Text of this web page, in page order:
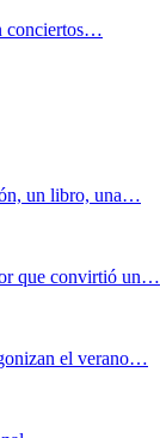
conciertos…
un libro, una…
que convirtió un…
el verano…